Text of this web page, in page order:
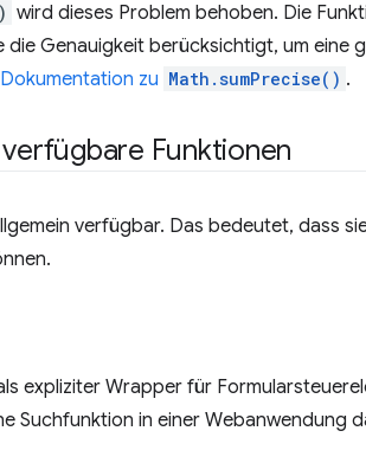
wird dieses Problem behoben. Die
Genauigkeit berücksichtigt, um eine
zu Math.sumPrecise() .
Funktionen
verfügbar. Das bedeutet, dass
expliziter Wrapper für
Suchfunktion in einer Webanwendung